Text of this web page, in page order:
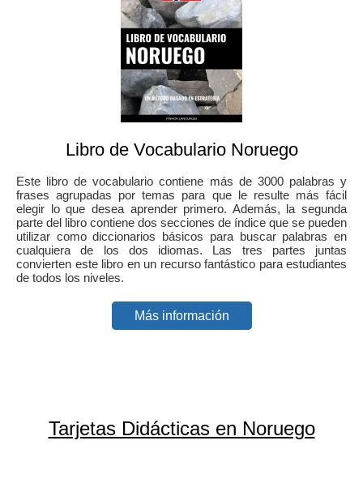
Libro de Vocabulario Noruego
Este libro de vocabulario contiene más de 3000 palabras y
frases agrupadas por temas para que le resulte más fácil
elegir lo que desea aprender primero. Además, la segunda
parte del libro contiene dos secciones de índice que se pueden
utilizar como diccionarios básicos para buscar palabras en
cualquiera de los dos idiomas. Las tres partes juntas
convierten este libro en un recurso fantástico para estudiantes
de todos los niveles.
Más información
Tarjetas Didácticas en Noruego